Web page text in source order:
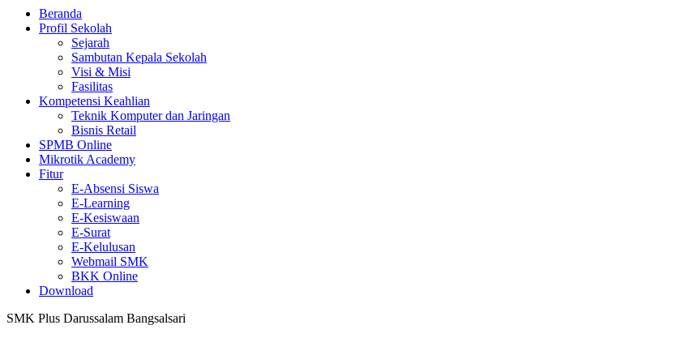
Beranda
Profil Sekolah
Sejarah
Sambutan Kepala Sekolah
Visi & Misi
Fasilitas
Kompetensi Keahlian
Teknik Komputer dan Jaringan
Bisnis Retail
SPMB Online
Mikrotik Academy
Fitur
E-Absensi Siswa
E-Learning
E-Kesiswaan
E-Surat
E-Kelulusan
Webmail SMK
BKK Online
Download
SMK Plus Darussalam Bangsalsari